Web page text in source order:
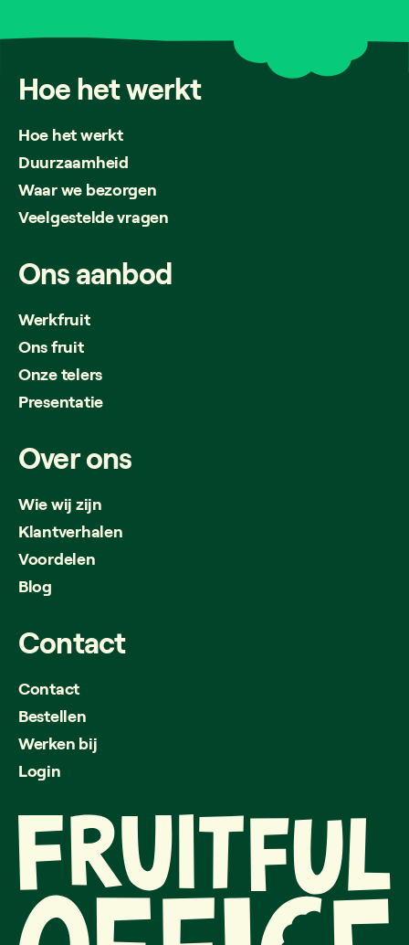
Hoehetwerkt
Hoe het werkt
Duurzaamheid
Waar we bezorgen
Veelgestelde vragen
Onsaanbod
Werkfruit
Ons fruit
Onze telers
Presentatie
Overons
Wie wij zijn
Klantverhalen
Voordelen
Blog
Contact
Contact
Bestellen
Werken bij
Login